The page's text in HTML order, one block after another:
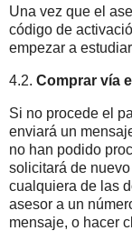
Una vez que el
código de
empezar a
4.2. Comprar vía
Si no procede el
enviará un
no han podido
solicitará de
cualquiera de las
asesor a un
mensaje, o hacer